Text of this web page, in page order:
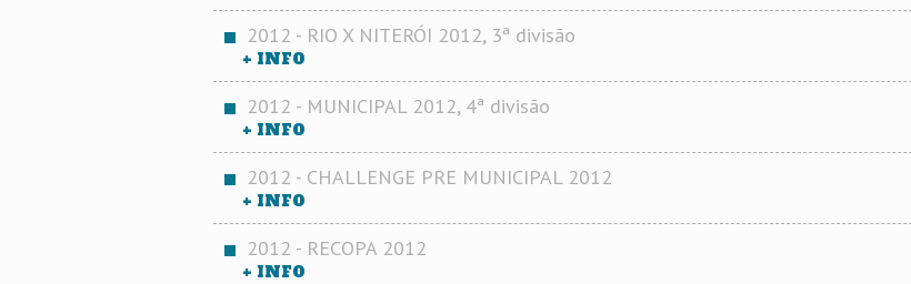
2012 - RIO X NITERÓI 2012, 3ª divisão
+ INFO
2012 - MUNICIPAL 2012, 4ª divisão
+ INFO
2012 - CHALLENGE PRE MUNICIPAL 2012
+ INFO
2012 - RECOPA 2012
+ INFO